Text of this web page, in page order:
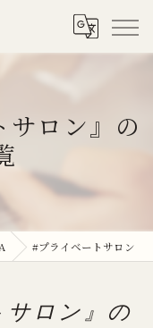
サロン』の
#プライベートサロン
サロン』の